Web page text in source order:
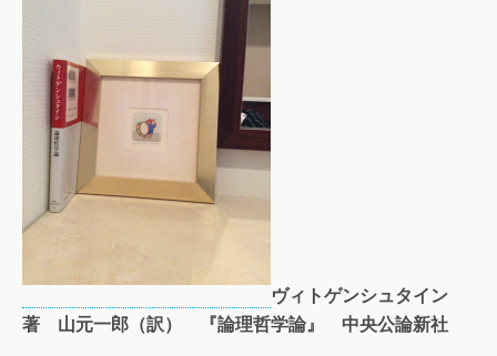
ヴィトゲンシュタイン
著 山元一郎（訳） 『論理哲学論』 中央公論新社